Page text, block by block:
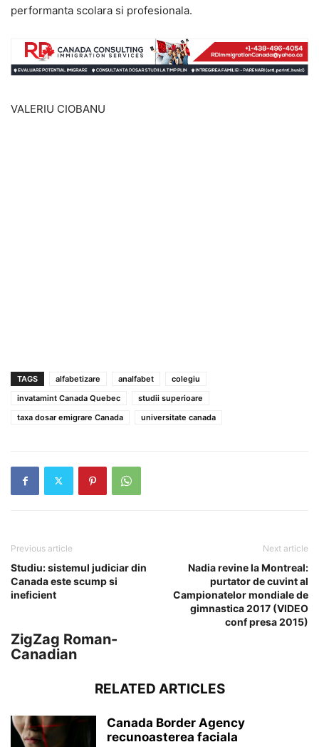
performanta scolara si profesionala.
VALERIU CIOBANU
TAGS alfabetizare analfabet
colegiu
invatamint Canada Quebec
studii superioare
taxa dosar emigrare Canada
universitate canada
Previous article
Studiu: sistemul judiciar din
Canada este scump si
ineficient
Next article
Nadia revine la Montreal:
purtator de cuvint al
Campionatelor mondiale de
gimnastica 2017 (VIDEO
conf presa 2015)
ZigZag Roman-
Canadian
RELATED ARTICLES
Canada Border Agency
recunoasterea faciala